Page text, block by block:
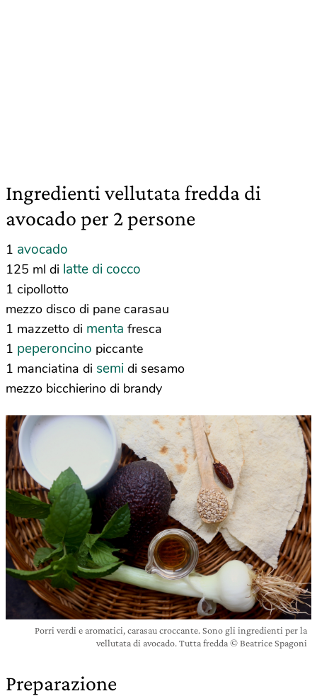
Ingredienti vellutata fredda di
avocado per 2 persone
1 avocado
125 ml di latte di cocco
1 cipollotto
mezzo disco di pane carasau
1 mazzetto di menta fresca
1 peperoncino piccante
1 manciatina di semi di sesamo
mezzo bicchierino di brandy
Porri verdi e aromatici, carasau croccante. Sono gli ingredienti per la
vellutata di avocado. Tutta fredda © Beatrice Spagoni
Preparazione